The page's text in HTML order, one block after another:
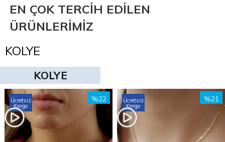
EN ÇOK TERCİH EDİLEN
ÜRÜNLERİMİZ
KOLYE
KOLYE
%22
Ücretsiz
Kargo
%21
Ücretsiz
Kargo